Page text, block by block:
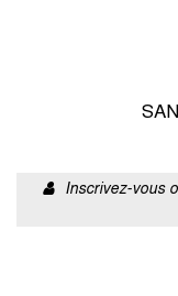
Inscrivez-vous